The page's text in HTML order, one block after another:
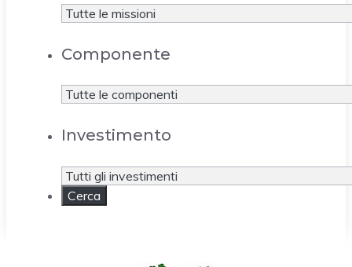
Componente
Investimento